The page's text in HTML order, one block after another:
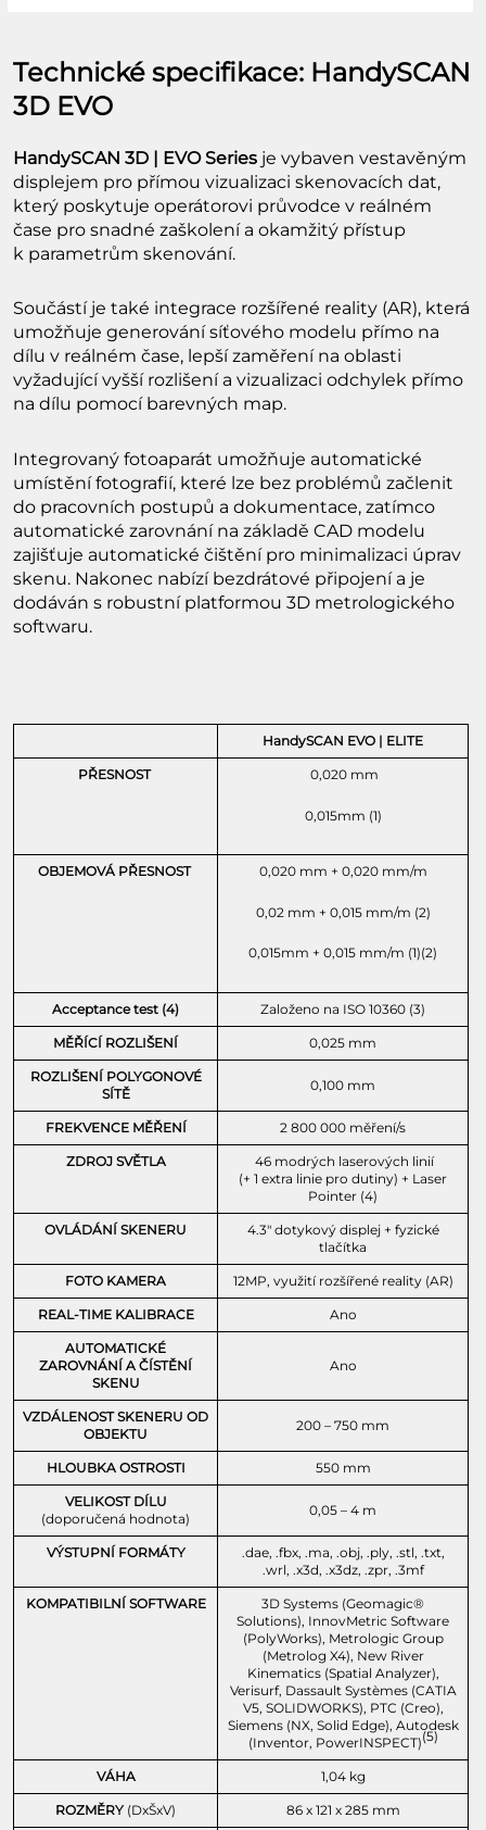
Technické specifikace: HandySCAN
3D EVO
HandySCAN 3D | EVO Series je vybaven vestavěným
displejem pro přímou vizualizaci skenovacích dat,
který poskytuje operátorovi průvodce v reálném
čase pro snadné zaškolení a okamžitý přístup
k parametrům skenování.
Součástí je také integrace rozšířené reality (AR), která
umožňuje generování síťového modelu přímo na
dílu v reálném čase, lepší zaměření na oblasti
vyžadující vyšší rozlišení a vizualizaci odchylek přímo
na dílu pomocí barevných map.
Integrovaný fotoaparát umožňuje automatické
umístění fotografií, které lze bez problémů začlenit
do pracovních postupů a dokumentace, zatímco
automatické zarovnání na základě CAD modelu
zajišťuje automatické čištění pro minimalizaci úprav
skenu. Nakonec nabízí bezdrátové připojení a je
dodáván s robustní platformou 3D metrologického
softwaru.
HandySCAN EVO | ELITE
PŘESNOST 0,020 mm
0,015mm (1)
OBJEMOVÁ PŘESNOST 0,020 mm + 0,020 mm/m
0,02 mm + 0,015 mm/m (2)
0,015mm + 0,015 mm/m (1)(2)
Acceptance test (4) Založeno na ISO 10360 (3)
MĚŘÍCÍ ROZLIŠENÍ 0,025 mm
ROZLIŠENÍ POLYGONOVÉ
SÍTĚ
0,100 mm
FREKVENCE MĚŘENÍ 2 800 000 měření/s
ZDROJ SVĚTLA
46 modrých laserových linií
(+ 1 extra linie pro dutiny) + Laser
Pointer (4)
OVLÁDÁNÍ SKENERU
4.3″ dotykový displej + fyzické
tlačítka
FOTO KAMERA 12MP, využití rozšířené reality (AR)
REAL-TIME KALIBRACE Ano
AUTOMATICKÉ
ZAROVNÁNÍ A ČÍSTĚNÍ
SKENU
Ano
VZDÁLENOST SKENERU OD
OBJEKTU
200 – 750 mm
HLOUBKA OSTROSTI 550 mm
VELIKOST DÍLU
(doporučená hodnota)
0,05 – 4 m
VÝSTUPNÍ FORMÁTY
.dae, .fbx, .ma, .obj, .ply, .stl, .txt,
.wrl, .x3d, .x3dz, .zpr, .3mf
KOMPATIBILNÍ SOFTWARE
3D Systems (Geomagic®
Solutions), InnovMetric Software
(PolyWorks), Metrologic Group
(Metrolog X4), New River
Kinematics (Spatial Analyzer),
Verisurf, Dassault Systèmes (CATIA
V5, SOLIDWORKS), PTC (Creo),
Siemens (NX, Solid Edge), Autodesk
(Inventor, PowerINSPECT)(5)
VÁHA 1,04 kg
ROZMĚRY (DxŠxV) 86 x 121 x 285 mm